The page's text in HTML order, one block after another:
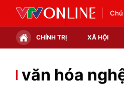
CHÍNH TRỊ XÃ HỘI
Chính trị
văn hóa